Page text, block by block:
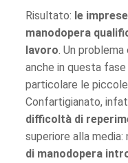
Risultato: le
manodopera
lavoro. Un
anche in questa
particolare le
Confartigianato,
difficoltà di
superiore alla media:
di manodopera